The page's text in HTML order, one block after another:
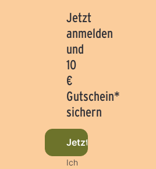
Jetzt
anmelden
und
10
€
Gutschein*
sichern
Jetzt beim
Ich